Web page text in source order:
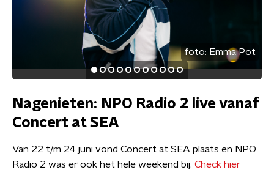
foto: Emma Pot
Nagenieten: NPO Radio 2 live vanaf
Concert at SEA
Van 22 t/m 24 juni vond Concert at SEA plaats en NPO
Radio 2 was er ook het hele weekend bij. Check hier